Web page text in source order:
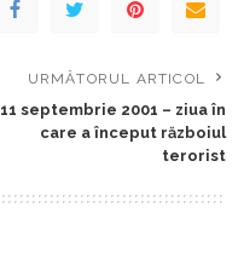
URMĂTORUL ARTICOL
11 septembrie 2001 – ziua în
care a început războiul
terorist